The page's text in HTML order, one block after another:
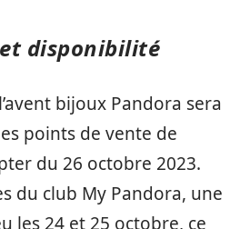
disponibilité
bijoux Pandora sera
points de vente de
du 26 octobre 2023.
du club My Pandora, une
les 24 et 25 octobre, ce